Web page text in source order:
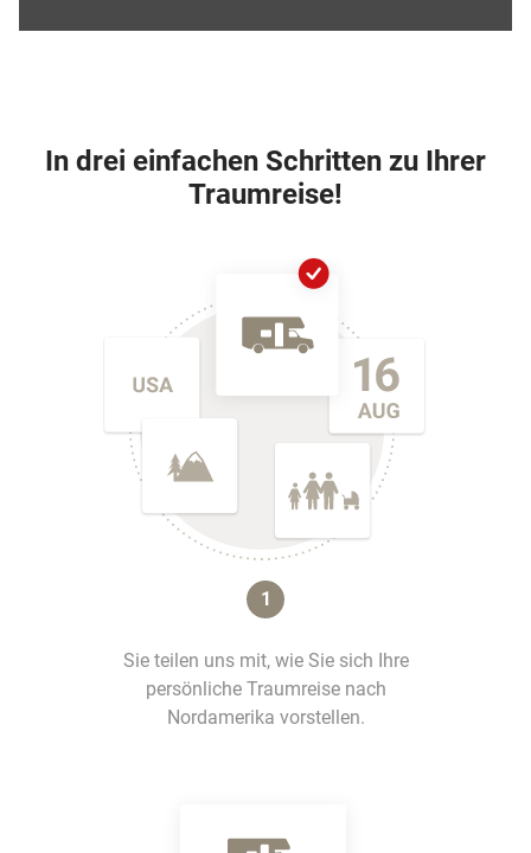
In drei einfachen Schritten zu Ihrer
Traumreise!
1
Sie teilen uns mit, wie Sie sich Ihre
persönliche Traumreise nach
Nordamerika vorstellen.